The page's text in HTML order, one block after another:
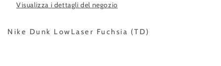
Visualizza i dettagli del negozio
Nike Dunk Low Laser Fuchsia (TD)